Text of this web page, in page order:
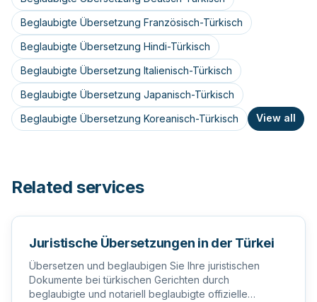
Beglaubigte Übersetzung Französisch-Türkisch
Beglaubigte Übersetzung Hindi-Türkisch
Beglaubigte Übersetzung Italienisch-Türkisch
Beglaubigte Übersetzung Japanisch-Türkisch
Beglaubigte Übersetzung Koreanisch-Türkisch
View all
Related services
Juristische Übersetzungen in der Türkei
Übersetzen und beglaubigen Sie Ihre juristischen
Dokumente bei türkischen Gerichten durch
beglaubigte und notariell beglaubigte offizielle